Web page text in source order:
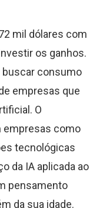
mil dólares com
os ganhos.
buscar consumo
empresas que
O
empresas como
tecnológicas
da IA aplicada ao
pensamento
da sua idade.